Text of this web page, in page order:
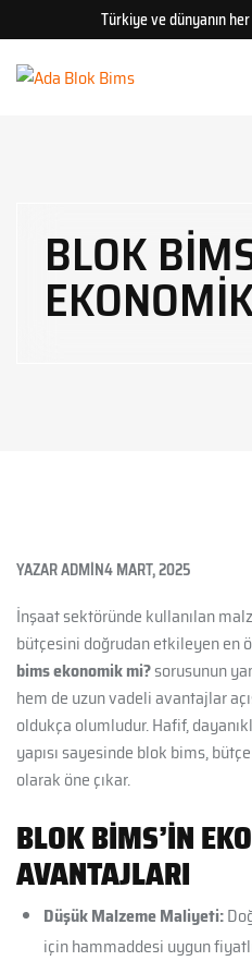
Türkiye ve dünyanın
BLOK
YAZARADMIN4 MART, 2025
İnşaat sektöründe kullanılan
bütçesini doğrudan etkileyen en
bims ekonomik mi?sorusunun
hem de uzun vadeli avantajlar
oldukça olumludur. Hafif,
yapısı sayesinde blok bims,
olarak öne çıkar.
BLOK BIMS’IN
AVANTAJLARI
Düşük Malzeme Maliyeti:
için hammaddesi uygun